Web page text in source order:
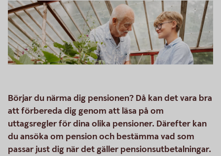
Börjar du närma dig pensionen? Då kan det vara bra
att förbereda dig genom att läsa på om
uttagsregler för dina olika pensioner. Därefter kan
du ansöka om pension och bestämma vad som
passar just dig när det gäller pensionsutbetalningar.